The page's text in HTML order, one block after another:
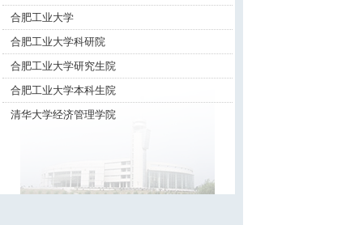
合肥工业大学
合肥工业大学科研院
合肥工业大学研究生院
合肥工业大学本科生院
清华大学经济管理学院